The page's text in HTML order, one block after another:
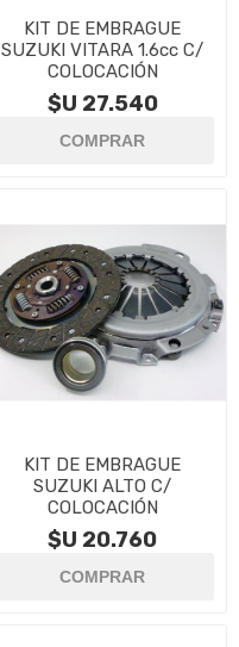
KIT DE EMBRAGUE
SUZUKI VITARA 1.6cc C/
COLOCACIÓN
$U 27.540
KIT DE EMBRAGUE
SUZUKI ALTO C/
COLOCACIÓN
$U 20.760